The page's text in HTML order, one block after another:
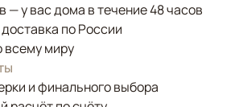
— у вас дома в течение 48 часов
по России
всему миру
и финального выбора